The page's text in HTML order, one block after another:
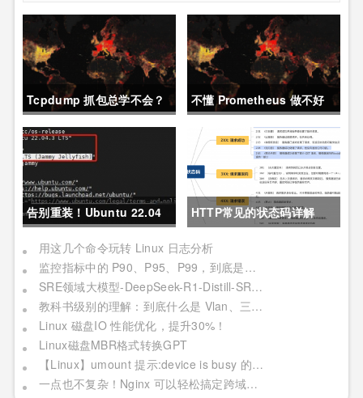
Tcpdump 抓包总学不会？
这篇保姆级教程，今天可以
拿下！
不懂 Prometheus 做不好
运维？那就来看这一篇干货
吧。
告别重装！Ubuntu 22.04
直升24.04教程，零数据丢
失的终极方案
HTTP常见的状态码详解
用这几个命令玩转 Linux 日志分析
监控指标中的 P90、P95、P99，到底是个啥？
SRE领域大模型-DeepSeek-R1-Distill-SRE-Qwen-32B-INT8
教科书级别的理解：到底什么是 Vlan、三层交换机、网关与DNS？
Linux 磁盘IO 性能优化，提升30%！
Linux磁盘MBR格式转换GPT
【Linux】umount 提示:device is busy 的处理方法(In some cases useful info about processes that use )
一点也不复杂！Nginx 可以轻松搞定跨域问题？妥妥加薪！